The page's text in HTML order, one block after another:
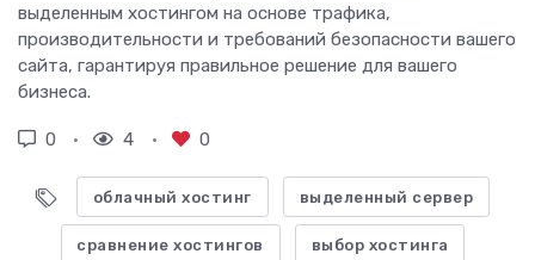
выделенным хостингом на основе трафика,
производительности и требований безопасности вашего
сайта, гарантируя правильное решение для вашего
бизнеса.
0 4 0
облачный хостинг выделенный сервер
сравнение хостингов выбор хостинга